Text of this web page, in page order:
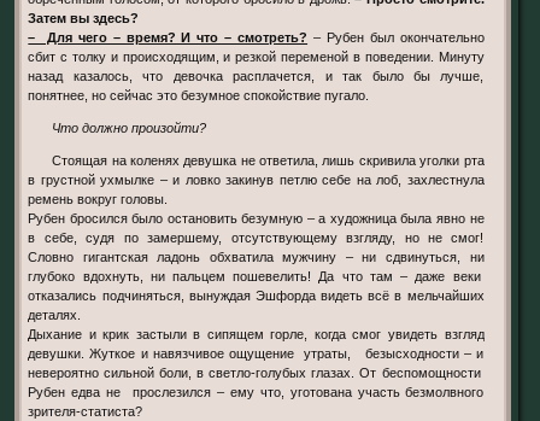
Затем вы здесь?
– Для чего – время? И что – смотреть? – Рубен был окончательно
сбит с толку и происходящим, и резкой переменой в поведении. Минуту
назад казалось, что девочка расплачется, и так было бы лучше,
понятнее, но сейчас это безумное спокойствие пугало.
Что должно произойти?
Стоящая на коленях девушка не ответила, лишь скривила уголки рта
в грустной ухмылке – и ловко закинув петлю себе на лоб, захлестнула
ремень вокруг головы.
Рубен бросился было остановить безумную – а художница была явно не
в себе, судя по замершему, отсутствующему взгляду, но не смог!
Словно гигантская ладонь обхватила мужчину – ни сдвинуться, ни
глубоко вдохнуть, ни пальцем пошевелить! Да что там – даже веки
отказались подчиняться, вынуждая Эшфорда видеть всё в мельчайших
деталях.
Дыхание и крик застыли в сипящем горле, когда смог увидеть взгляд
девушки. Жуткое и навязчивое ощущение утраты, безысходности – и
невероятно сильной боли, в светло-голубых глазах. От беспомощности
Рубен едва не прослезился – ему что, уготована участь безмолвного
зрителя-статиста?